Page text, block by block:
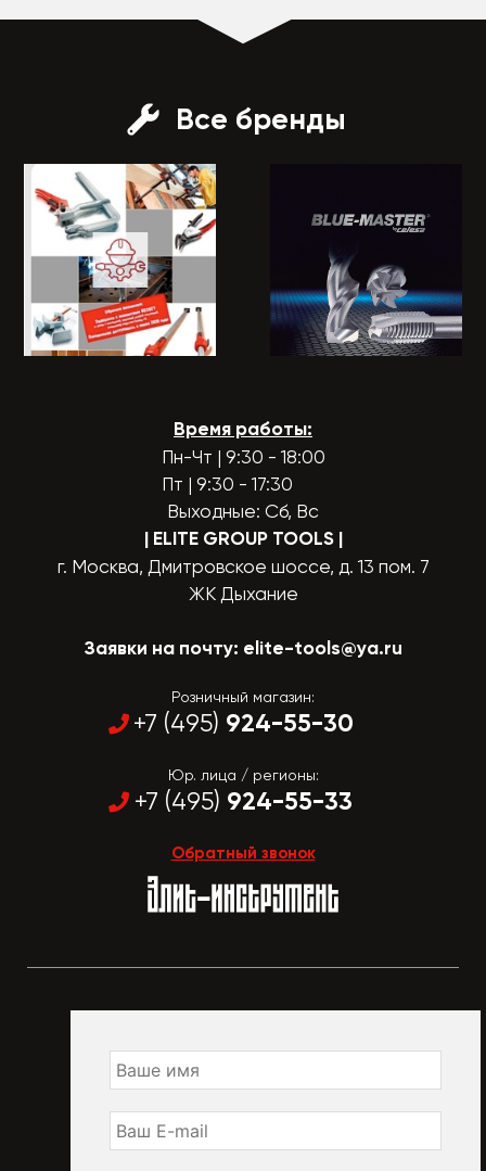
Все бренды
Время работы:
Пн-Чт | 9:30 - 18:00
Пт | 9:30 - 17:30
Выходные: Сб, Вс
| ELITE GROUP TOOLS |
г. Москва, Дмитровское шоссе, д. 13 пом. 7
ЖК Дыхание
Заявки на почту: elite-tools@ya.ru
Розничный магазин:
+7 (495) 924-55-30
Юр. лица / регионы:
+7 (495) 924-55-33
Обратный звонок